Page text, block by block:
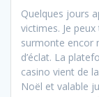
Quelques jours
victimes. Je
surmonte encor
d’éclat. La
casino vient de
Noël et valable